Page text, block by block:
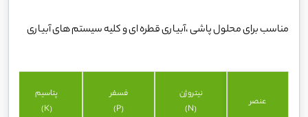
مناسب برای محلول پاشی ،آبیاری قطره ای و کلیه سیستم های آبیاری
عنصر
نیتروژن
(N)
فسفر
(P)
پتاسیم
(K)